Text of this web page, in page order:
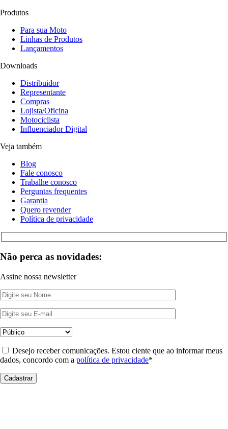
Produtos
Para sua Moto
Linhas de Produtos
Lançamentos
Downloads
Distribuidor
Representante
Compras
Lojista/Oficina
Motociclista
Influenciador Digital
Veja também
Blog
Fale conosco
Trabalhe conosco
Perguntas frequentes
Garantia
Quero revender
Política de privacidade
Não perca as novidades:
Assine nossa newsletter
Desejo receber comunicações. Estou ciente que ao informar meus
dados, concordo com a política de privacidade*